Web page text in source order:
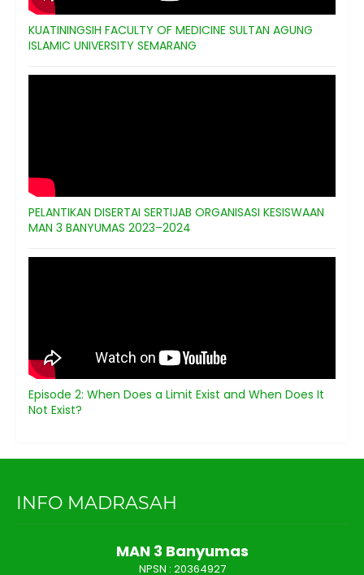
KUATININGSIH FACULTY OF MEDICINE SULTAN AGUNG
ISLAMIC UNIVERSITY SEMARANG
PELANTIKAN DISERTAI SERTIJAB ORGANISASI KESISWAAN
MAN 3 BANYUMAS 2023–2024
Episode 2: When Does a Limit Exist and When Does It
Not Exist?
INFO MADRASAH
MAN 3 Banyumas
NPSN : 20364927